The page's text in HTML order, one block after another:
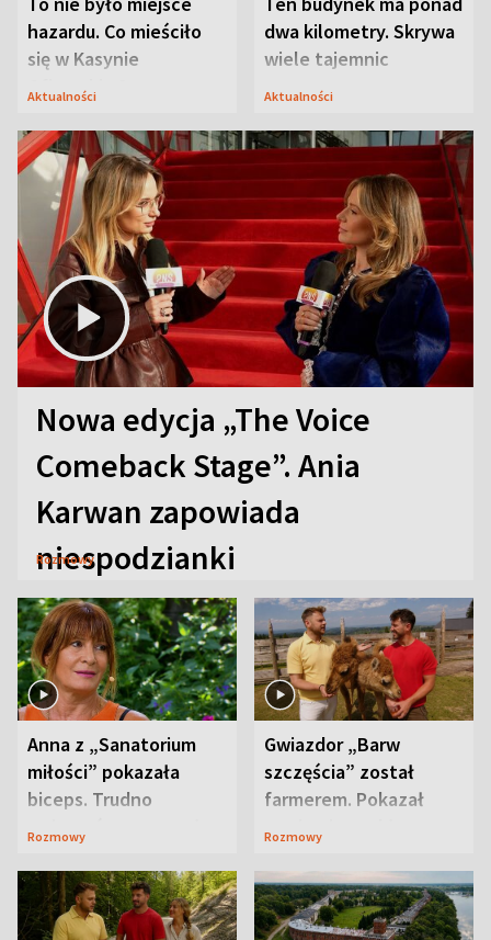
hazardu. Co mieściło
się w Kasynie
Oficerskim?
Aktualności
dwa kilometry. Skrywa
wiele tajemnic
Aktualności
Nowa edycja „The Voice
Comeback Stage”. Ania
Karwan zapowiada
niespodzianki
Rozmowy
Anna z „Sanatorium
miłości” pokazała
biceps. Trudno
uwierzyć, co przeszła
Rozmowy
Gwiazdor „Barw
szczęścia” został
farmerem. Pokazał
swoje niezwykłe
Rozmowy